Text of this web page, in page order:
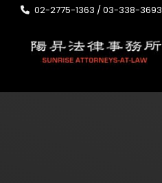
02-2775-1363 / 03-338-3693